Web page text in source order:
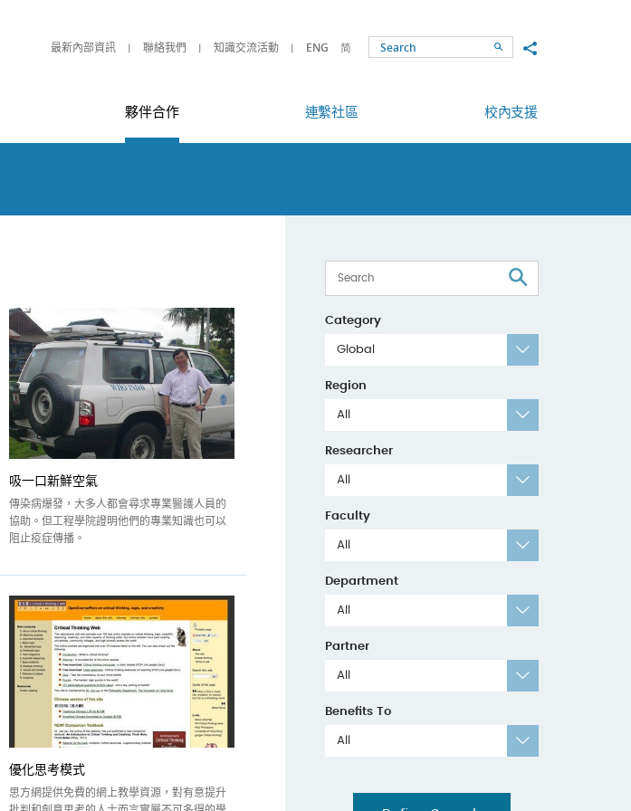
最新內部資訊 聯絡我們 知識交流活動 ENG 简 SearchShare to
夥伴合作 連繫社區 校內支援
吸一口新鮮空氣
傳染病爆發，大多人都會尋求專業醫護人員的
協助。但工程學院證明他們的專業知識也可以
阻止疫症傳播。
優化思考模式
思方網提供免費的網上教學資源，對有意提升
Category
Global
Region
All
Researcher
All
Faculty
All
Department
All
Partner
All
Benefits To
All